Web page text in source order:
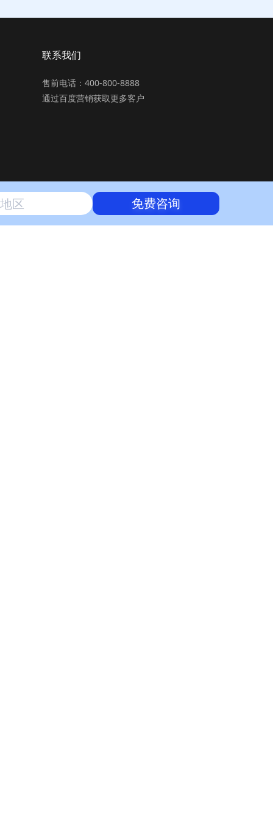
联系我们
售前电话：400-800-8888
通过百度营销获取更多客户
免费咨询